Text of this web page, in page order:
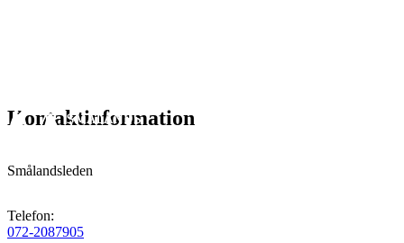
Kontaktinformation
Smålandsleden
Telefon:
072-2087905